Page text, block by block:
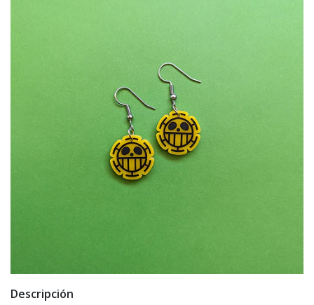
Descripción